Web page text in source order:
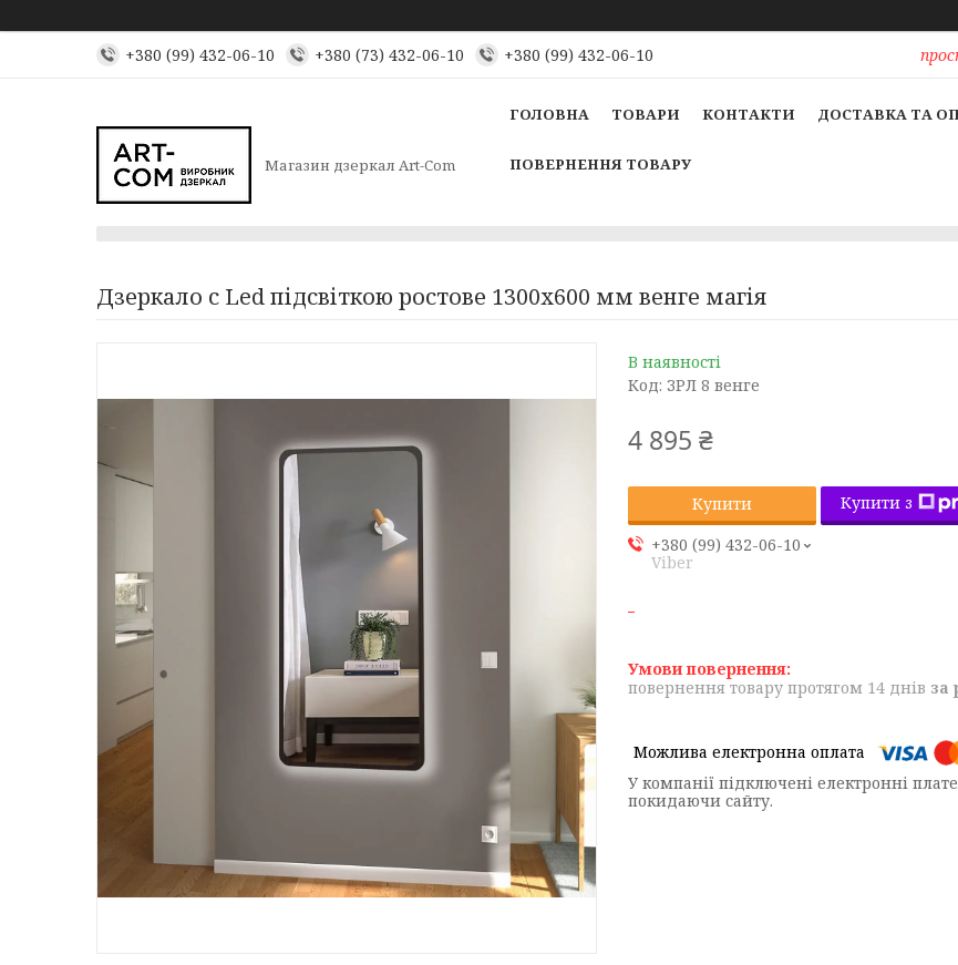
+380 (99) 432-06-10 +380 (73) 432-06-10 +380 (99) 432-06-10
Магазин дзеркал Art-Com
ГОЛОВНА ТОВАРИ КОНТАКТИ ДОСТАВКА ТА
ПОВЕРНЕННЯ ТОВАРУ
Дзеркало с Led підсвіткою ростове 1300х600 мм венге магія
В наявності
Код: ЗРЛ 8 венге
4 895 ₴
Купити
Купити з
+380 (99) 432-06-10
Viber
повернення товару протягом 14 днів за
У компанії підключені електронні
покидаючи сайту.